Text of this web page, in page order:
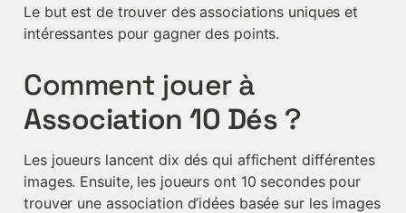
Le but est de trouver des associations uniques et
intéressantes pour gagner des points.
Comment jouer à
Association 10 Dés ?
Les joueurs lancent dix dés qui affichent différentes
images. Ensuite, les joueurs ont 10 secondes pour
trouver une association d’idées basée sur les images